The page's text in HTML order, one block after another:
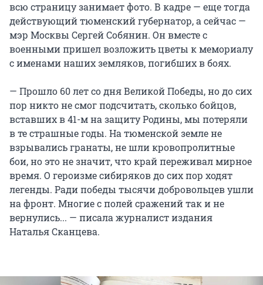
всю страницу занимает фото. В кадре — еще тогда
действующий тюменский губернатор, а сейчас —
мэр Москвы Сергей Собянин. Он вместе с
военными пришел возложить цветы к мемориалу
с именами наших земляков, погибших в боях.
— Прошло 60 лет со дня Великой Победы, но до сих
пор никто не смог подсчитать, сколько бойцов,
вставших в 41-м на защиту Родины, мы потеряли
в те страшные годы. На тюменской земле не
взрывались гранаты, не шли кровопролитные
бои, но это не значит, что край переживал мирное
время. О героизме сибиряков до сих пор ходят
легенды. Ради победы тысячи добровольцев ушли
на фронт. Многие с полей сражений так и не
вернулись... — писала журналист издания
Наталья Сканцева.